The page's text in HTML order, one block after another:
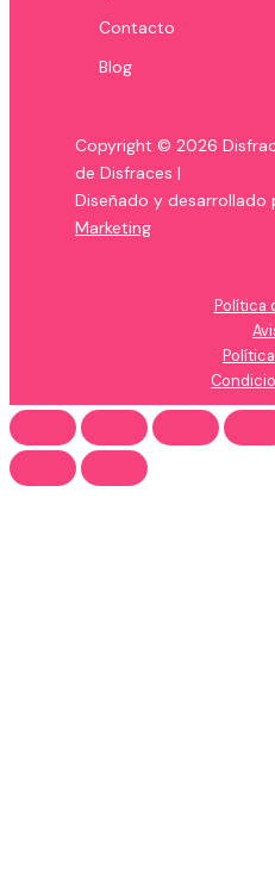
Contacto
Blog
Copyright © 2026
de Disfraces |
Diseñado y desarrollado
Marketing
Política